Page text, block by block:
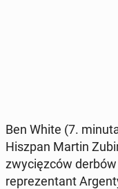
Ben White (7.
Hiszpan Martin
zwy­cięz­ców
re­pre­zen­tant